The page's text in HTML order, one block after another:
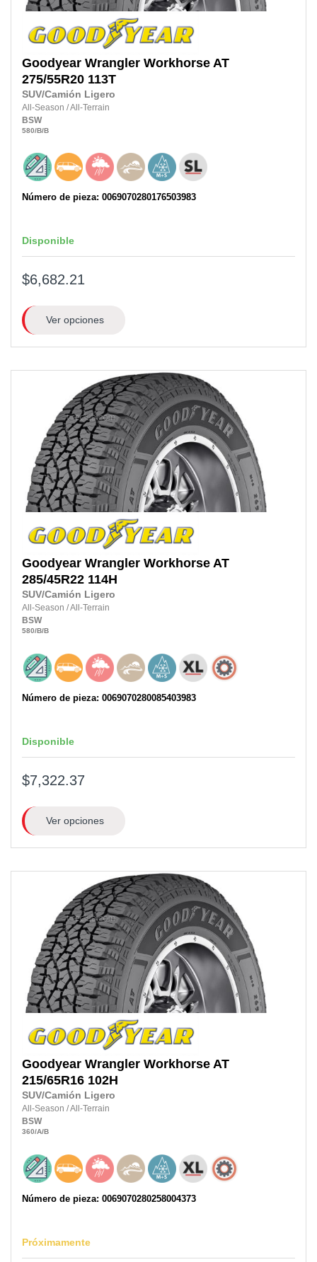
Goodyear Wrangler Workhorse AT
275/55R20 113T
SUV/Camión Ligero
All-Season /All-Terrain
BSW
580/B/B
Número de pieza: 0069070280176503983
Disponible
$6,682.21
Ver opciones
Goodyear Wrangler Workhorse AT
285/45R22 114H
SUV/Camión Ligero
All-Season /All-Terrain
BSW
580/B/B
Número de pieza: 0069070280085403983
Disponible
$7,322.37
Ver opciones
Goodyear Wrangler Workhorse AT
215/65R16 102H
SUV/Camión Ligero
All-Season /All-Terrain
BSW
360/A/B
Número de pieza: 0069070280258004373
Próximamente